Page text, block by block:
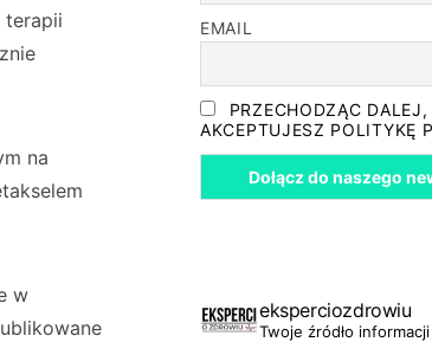
terapii
na
w
EMAIL
PRZECHODZĄC DALEJ,
AKCEPTUJESZ POLITYKĘ
eksperciozdrowiu
Twoje źródło